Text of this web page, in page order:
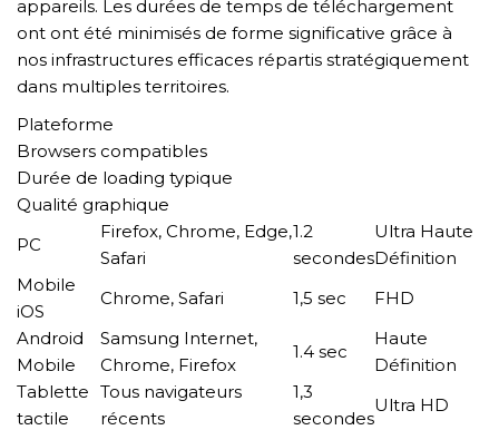
appareils. Les durées de temps de téléchargement
ont ont été minimisés de forme significative grâce à
nos infrastructures efficaces répartis stratégiquement
dans multiples territoires.
Plateforme
Browsers compatibles
Durée de loading typique
Qualité graphique
PC
Firefox, Chrome, Edge,
Safari
1.2
secondes
Ultra Haute
Définition
Mobile
iOS
Chrome, Safari 1,5 sec
FHD
Android
Mobile
Samsung Internet,
Chrome, Firefox
1.4 sec
Haute
Définition
Tablette
tactile
Tous navigateurs
récents
1,3
secondes
Ultra HD